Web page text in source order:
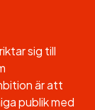
sig till
är att
publik med